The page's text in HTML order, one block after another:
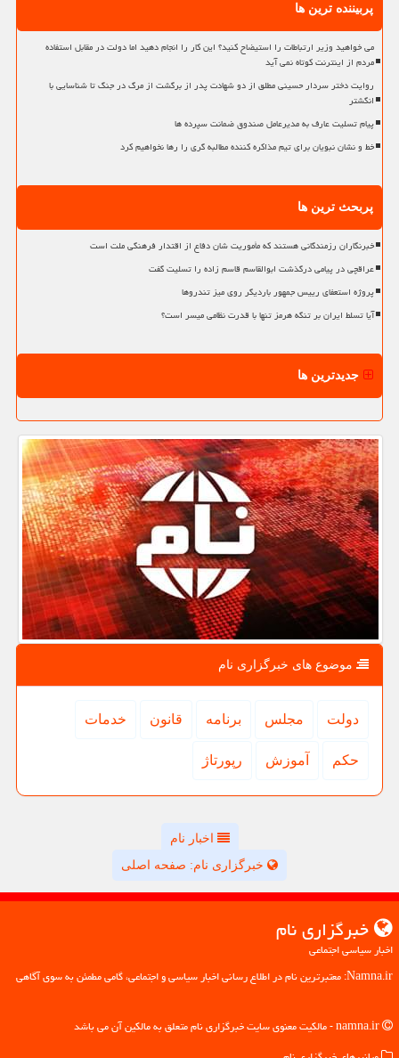
پربیننده ترین ها
می خواهید وزیر ارتباطات را استیضاح کنید؟ این کار را انجام دهید اما دولت در مقابل استفاده
مردم از اینترنت کوتاه نمی آید
روایت دختر سردار حسینی مطلق از دو شهادت پدر از برگشت از مرگ در جنگ تا شناسایی با
انگشتر
پیام تسلیت عارف به مدیرعامل صندوق ضمانت سپرده ها
خط و نشان نبویان برای تیم مذاکره کننده مطالبه گری را رها نخواهیم کرد
پربحث ترین ها
خبرنگاران رزمندگانی هستند که مأموریت شان دفاع از اقتدار فرهنگی ملت است
عراقچی در پیامی درگذشت ابوالقاسم قاسم زاده را تسلیت گفت
پروژه استعفای رییس جمهور باردیگر روی میز تندروها
آیا تسلط ایران بر تنگه هرمز تنها با قدرت نظامی میسر است؟
جدیدترین ها
موضوع های خبرگزاری نام
دولت مجلس برنامه قانون خدمات
حكم آموزش رپورتاژ
اخبار نام
خبرگزاری نام: صفحه اصلی
خبرگزاری نام
اخبار سیاسی اجتماعی
Namna.ir: معتبرترین نام در اطلاع رسانی اخبار سیاسی و اجتماعی، گامی مطمئن به سوی آگاهی